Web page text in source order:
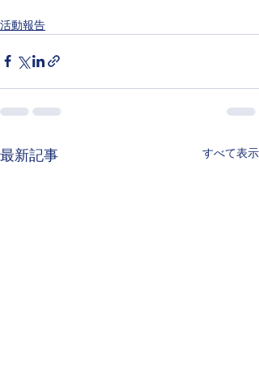
活動報告
最新記事 すべて表示